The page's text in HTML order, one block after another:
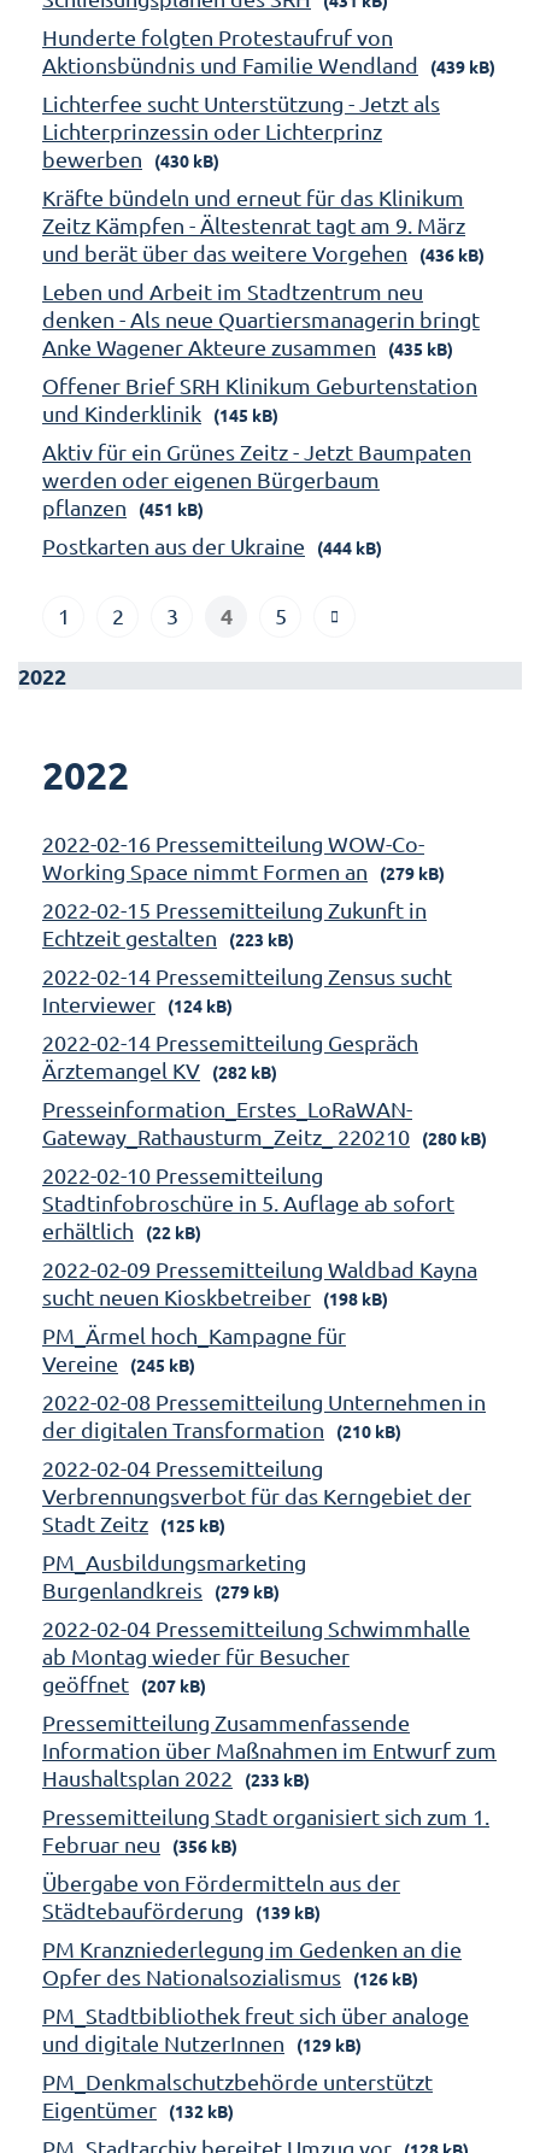
Hunderte folgten Protestaufruf von
Aktionsbündnis und Familie Wendland
(439 kB)
Lichterfee sucht Unterstützung - Jetzt als
Lichterprinzessin oder Lichterprinz
bewerben
(430 kB)
Kräfte bündeln und erneut für das Klinikum
Zeitz Kämpfen - Ältestenrat tagt am 9. März
und berät über das weitere Vorgehen
(436 kB)
Leben und Arbeit im Stadtzentrum neu
denken - Als neue Quartiersmanagerin bringt
Anke Wagener Akteure zusammen
(435 kB)
Offener Brief SRH Klinikum Geburtenstation
und Kinderklinik
(145 kB)
Aktiv für ein Grünes Zeitz - Jetzt Baumpaten
werden oder eigenen Bürgerbaum
pflanzen
(451 kB)
Postkarten aus der Ukraine (444 kB)
1 2 3 4 5
2022
2022
2022-02-16 Pressemitteilung WOW-Co-
Working Space nimmt Formen an
(279 kB)
2022-02-15 Pressemitteilung Zukunft in
Echtzeit gestalten
(223 kB)
2022-02-14 Pressemitteilung Zensus sucht
Interviewer
(124 kB)
2022-02-14 Pressemitteilung Gespräch
Ärztemangel KV
(282 kB)
Presseinformation_Erstes_LoRaWAN-
Gateway_Rathausturm_Zeitz_ 220210
(280 kB)
2022-02-10 Pressemitteilung
Stadtinfobroschüre in 5. Auflage ab sofort
erhältlich
(22 kB)
2022-02-09 Pressemitteilung Waldbad Kayna
sucht neuen Kioskbetreiber
(198 kB)
PM_Ärmel hoch_Kampagne für
Vereine
(245 kB)
2022-02-08 Pressemitteilung Unternehmen in
der digitalen Transformation
(210 kB)
2022-02-04 Pressemitteilung
Verbrennungsverbot für das Kerngebiet der
Stadt Zeitz
(125 kB)
PM_Ausbildungsmarketing
Burgenlandkreis
(279 kB)
2022-02-04 Pressemitteilung Schwimmhalle
ab Montag wieder für Besucher
geöffnet
(207 kB)
Pressemitteilung Zusammenfassende
Information über Maßnahmen im Entwurf zum
Haushaltsplan 2022
(233 kB)
Pressemitteilung Stadt organisiert sich zum 1.
Februar neu
(356 kB)
Übergabe von Fördermitteln aus der
Städtebauförderung
(139 kB)
PM Kranzniederlegung im Gedenken an die
Opfer des Nationalsozialismus
(126 kB)
PM_Stadtbibliothek freut sich über analoge
und digitale NutzerInnen
(129 kB)
PM_Denkmalschutzbehörde unterstützt
Eigentümer
(132 kB)
PM_Stadtarchiv bereitet Umzug vor